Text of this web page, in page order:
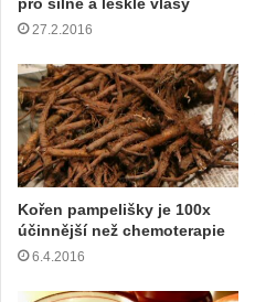
pro silné a lesklé vlasy
27.2.2016
Kořen pampelišky je 100x
účinnější než chemoterapie
6.4.2016